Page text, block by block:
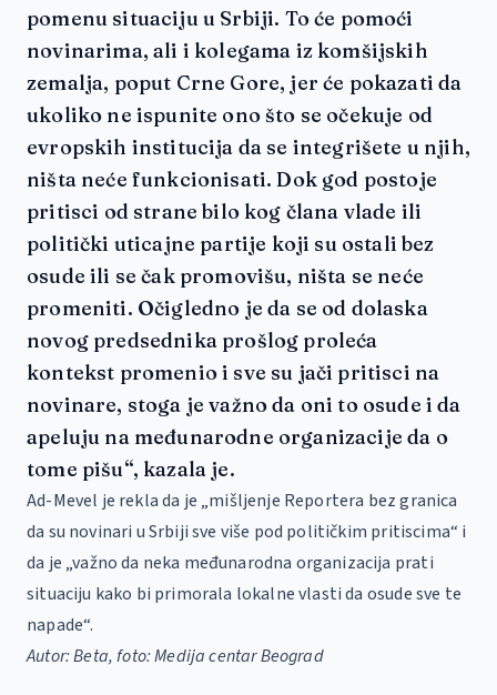
pomenu situaciju u Srbiji. To će pomoći
novinarima, ali i kolegama iz komšijskih
zemalja, poput Crne Gore, jer će pokazati da
ukoliko ne ispunite ono što se očekuje od
evropskih institucija da se integrišete u njih,
ništa neće funkcionisati. Dok god postoje
pritisci od strane bilo kog člana vlade ili
politički uticajne partije koji su ostali bez
osude ili se čak promovišu, ništa se neće
promeniti. Očigledno je da se od dolaska
novog predsednika prošlog proleća
kontekst promenio i sve su jači pritisci na
novinare, stoga je važno da oni to osude i da
apeluju na međunarodne organizacije da o
tome pišu“, kazala je.
Ad-Mevel je rekla da je „mišljenje Reportera bez granica
da su novinari u Srbiji sve više pod političkim pritiscima“ i
da je „važno da neka međunarodna organizacija prati
situaciju kako bi primorala lokalne vlasti da osude sve te
napade“.
Autor: Beta, foto: Medija centar Beograd